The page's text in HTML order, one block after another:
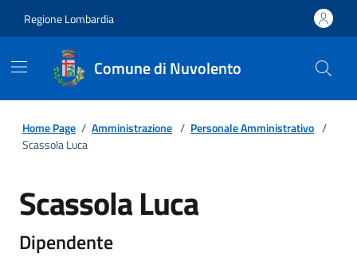
Regione Lombardia
Comune di Nuvolento
Home Page / Amministrazione / Personale Amministrativo /
Scassola Luca
Scassola Luca
Dipendente